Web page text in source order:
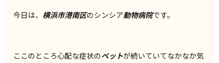
今日は、 横浜市港南区のシンシア動物病院です。
ここのところ心配な症状のペットが続いていてなかなか気